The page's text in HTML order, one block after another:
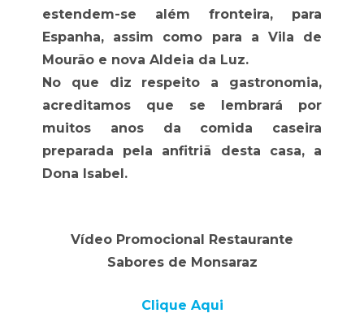
estendem-se além fronteira, para
Espanha, assim como para a Vila de
Mourão e nova Aldeia da Luz.
No que diz respeito a gastronomia,
acreditamos que se lembrará por
muitos anos da comida caseira
preparada pela anfitriã desta casa, a
Dona Isabel.
Vídeo Promocional Restaurante
Sabores de Monsaraz
Clique Aqui